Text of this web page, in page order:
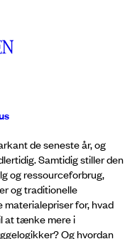
de seneste år, og
Samtidig stiller den
og ressourceforbrug,
og traditionelle
materialepriser for, hvad
at tænke mere i
Og hvordan